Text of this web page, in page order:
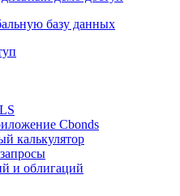
базу данных
Cbonds